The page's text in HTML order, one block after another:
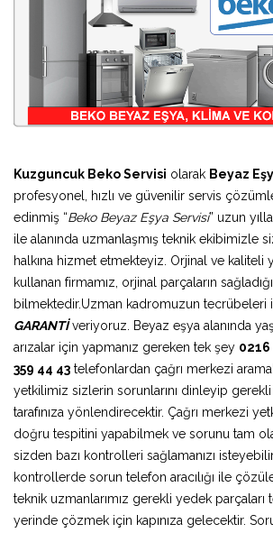
Kuzguncuk Beko Servisi olarak Beyaz
profesyonel, hızlı ve güvenilir servis
edinmiş “Beko Beyaz Eşya Servisi” uzun
ile alanında uzmanlaşmış teknik ekibimizle
halkına hizmet etmekteyiz. Orjinal ve kaliteli
kullanan firmamız, orjinal parçaların sağladığı
bilmektedir.Uzman kadromuzun tecrübeleri
GARANTİveriyoruz. Beyaz eşya alanında
arızalar için yapmanız gereken tek şey 0216
359 44 43 telefonlardan çağrı merkezi
yetkilimiz sizlerin sorunlarını dinleyip
tarafınıza yönlendirecektir. Çağrı merkezi
doğru tespitini yapabilmek ve sorunu tam
sizden bazı kontrolleri sağlamanızı
kontrollerde sorun telefon aracılığı ile
teknik uzmanlarımız gerekli yedek
yerinde çözmek için kapınıza gelecektir.